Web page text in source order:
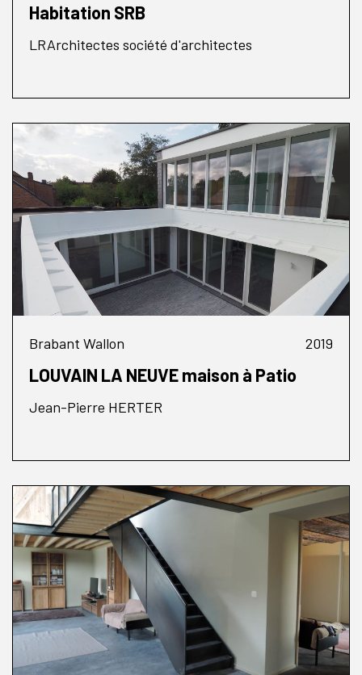
Habitation SRB
LRArchitectes société d'architectes
Brabant Wallon 2019
LOUVAIN LA NEUVE maison à Patio
Jean-Pierre HERTER